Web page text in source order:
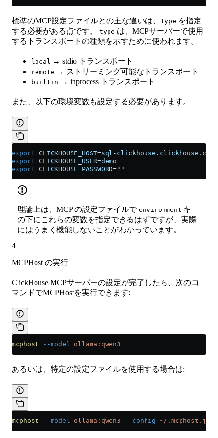
標準のMCP設定ファイルとの主な違いは、 type を指定
する必要がある点です。 type は、MCPサーバーで使用
するトランスポートの種類を示すために使われます。
local → stdio トランスポート
remote → ストリーミング可能なトランスポート
builtin → inprocess トランスポート
また、以下の環境変数も設定する必要があります。
export CLICKHOUSE_HOST=sql-clickhouse . clickhouse . com
export CLICKHOUSE_USER=demo
export CLICKHOUSE_PASSWORD=""
理論上は、MCP の設定ファイルで environment キー
の下にこれらの変数を指定できるはずですが、実際
にはうまく機能しないことがわかっています。
4
MCPHost の実行
ClickHouse MCPサーバーの設定が完了したら、次のコ
マンドでMCPHostを実行できます:
mcphost --model ollama:qwen3
あるいは、特定の設定ファイルを使用する場合は:
mcphost --model ollama:qwen3 --config ~/.mcphost.json